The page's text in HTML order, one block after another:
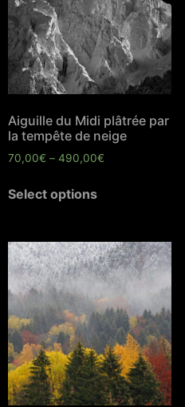
Aiguille du Midi plâtrée par
la tempête de neige
70,00€ – 490,00€
Select options